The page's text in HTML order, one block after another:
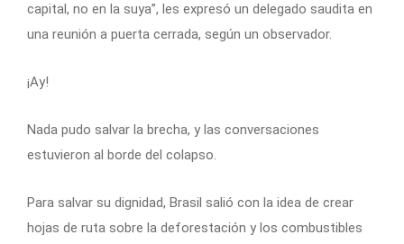
capital, no en la suya”, les expresó un delegado saudita en
una reunión a puerta cerrada, según un observador.
¡Ay!
Nada pudo salvar la brecha, y las conversaciones
estuvieron al borde del colapso.
Para salvar su dignidad, Brasil salió con la idea de crear
hojas de ruta sobre la deforestación y los combustibles